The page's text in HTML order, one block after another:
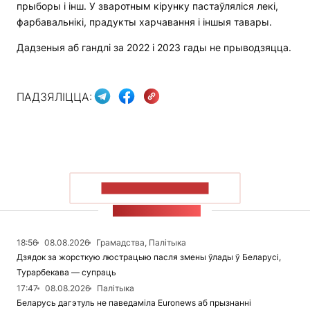
прыборы і інш. У зваротным кірунку пастаўляліся лекі,
фарбавальнікі, прадукты харчавання і іншыя тавары.
Дадзеныя аб гандлі за 2022 і 2023 гады не прыводзяцца.
ПАДЗЯЛІЦЦА:
18:56 08.08.2026
Грамадства, Палітыка
Дзядок за жорсткую люстрацыю пасля змены ўлады ў Беларусі,
Турарбекава — супраць
17:47
08.08.2026
Палітыка
Беларусь дагэтуль не паведаміла Euronews аб прызнанні